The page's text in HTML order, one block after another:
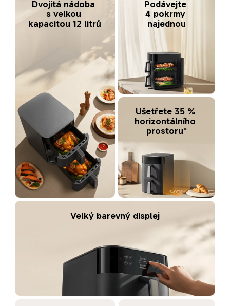
Dvojitá nádoba
s velkou
kapacitou 12 litrů
Podávejte
4 pokrmy
najednou
Ušetřete 35 %
horizontálního
prostoru*
Velký barevný displej